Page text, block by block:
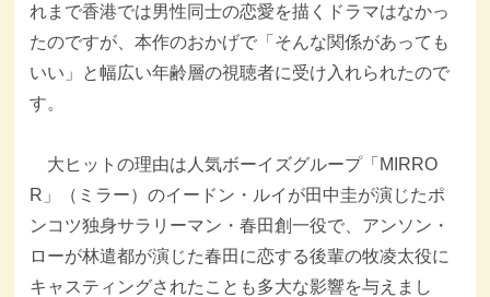
れまで香港では男性同士の恋愛を描くドラマはなかっ
たのですが、本作のおかげで「そんな関係があっても
いい」と幅広い年齢層の視聴者に受け入れられたので
す。
大ヒットの理由は人気ボーイズグループ「MIRRO
R」（ミラー）のイードン・ルイが田中圭が演じたポ
ンコツ独身サラリーマン・春田創一役で、アンソン・
ローが林遣都が演じた春田に恋する後輩の牧凌太役に
キャスティングされたことも多大な影響を与えまし